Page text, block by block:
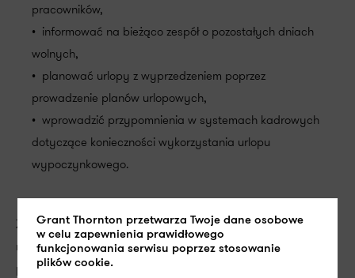
pracowników,
• informować na bieżąco zespół o pozostałych dniach
wolnych,
• planować urlopy z wyprzedzeniem poprzez
prowadzenie planów urlopowych,
• wprowadzić przypomnienia w systemach kadrowych
dotyczące konieczności wykorzystania urlopu
wypoczynkowego.
Zaleganie urlopów wypoczynkowych w firmie niesie ze sobą
nie tylko wyzwania organizacyjne, ale może także
prowadzić do konsekwencji prawnych i wizerunkowych dla
Grant Thornton przetwarza Twoje dane osobowe
w celu zapewnienia prawidłowego
funkcjonowania serwisu poprzez stosowanie
plików cookie.